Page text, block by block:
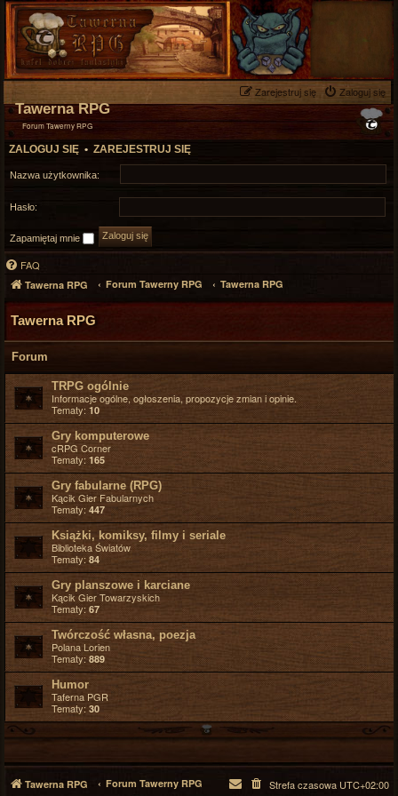
Zaloguj się
Zarejestruj się
Tawerna RPG
Forum Tawerny RPG
ZALOGUJ SIĘ • ZAREJESTRUJ SIĘ
Nazwa użytkownika:
Hasło:
Zapamiętaj mnie
FAQ
Tawerna RPG Forum Tawerny RPG Tawerna RPG
Tawerna RPG
Forum
TRPG ogólnie
Informacje ogólne, ogłoszenia, propozycje zmian i opinie.
Tematy: 10
Gry komputerowe
cRPG Corner
Tematy:165
Gry fabularne (RPG)
Kącik Gier Fabularnych
Tematy: 447
Książki, komiksy, filmy i seriale
Biblioteka Światów
Tematy: 84
Gry planszowe i karciane
Kącik Gier Towarzyskich
Tematy: 67
Twórczość własna, poezja
Polana Lorien
Tematy: 889
Humor
Taferna PGR
Tematy: 30
Tawerna RPG Forum Tawerny RPG Strefa czasowa UTC+02:00